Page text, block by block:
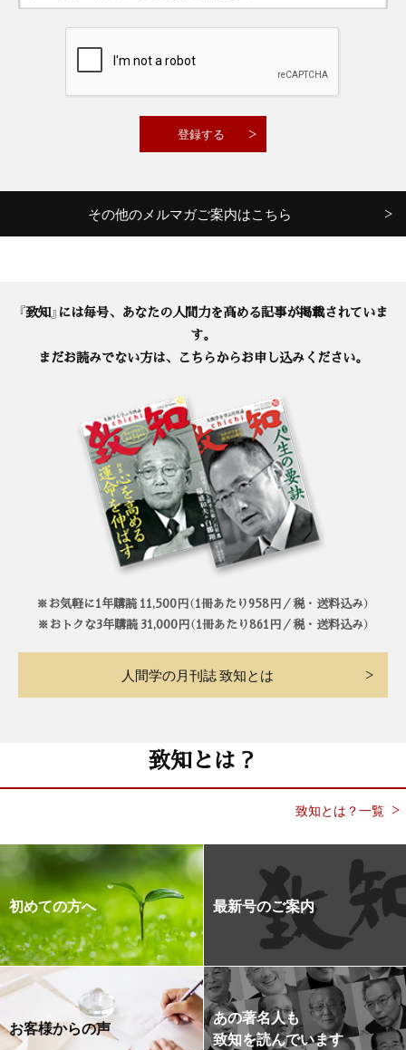
その他のメルマガご案内はこちら
『致知』には毎号、あなたの人間力を高める記事が掲載されていま
す。
まだお読みでない方は、こちらからお申し込みください。
※お気軽に1年購読 11,500円（1冊あたり958円／税・送料込み）
※おトクな3年購読 31,000円（1冊あたり861円／税・送料込み）
人間学の月刊誌 致知とは
致知とは？
致知とは？一覧
初めての方へ 最新号のご案内
お客様からの声
あの著名人も
致知を読んでいます